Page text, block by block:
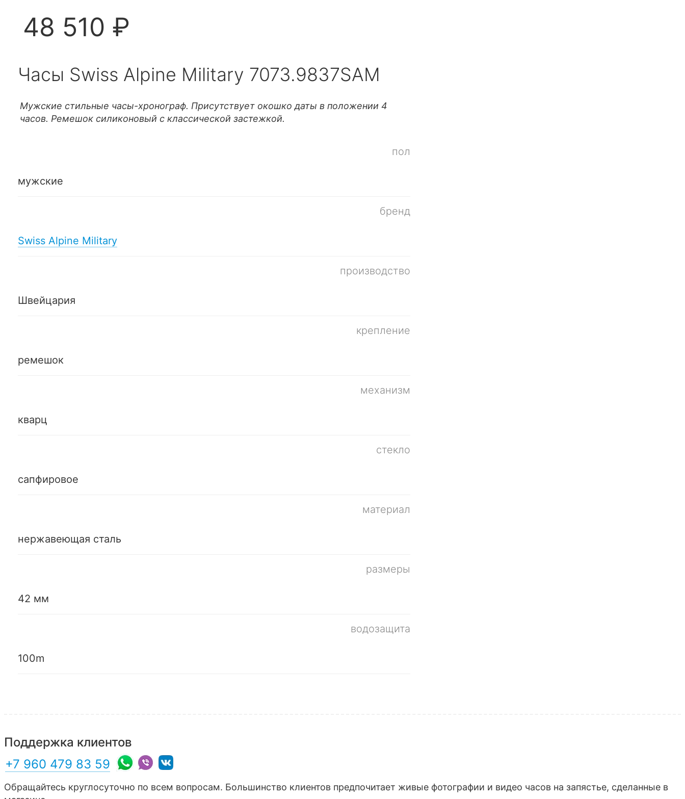
48 510 ₽
Часы Swiss Alpine Military 7073.9837SAM
Мужские стильные часы-хронограф. Присутствует окошко даты в положении 4
часов. Ремешок силиконовый с классической застежкой.
пол
мужские
бренд
Swiss Alpine Military
производство
Швейцария
крепление
ремешок
механизм
кварц
стекло
сапфировое
материал
нержавеющая сталь
размеры
42 мм
водозащита
100m
Поддержка клиентов
+7 960 479 83 59
Обращайтесь круглосуточно по всем вопросам. Большинство клиентов предпочитает живые фотографии и видео часов на запястье, сделанные в